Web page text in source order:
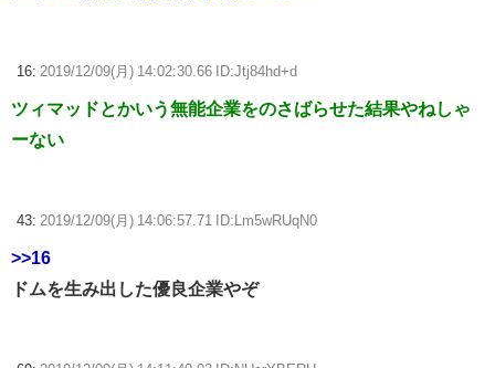
16: 2019/12/09(月) 14:02:30.66 ID:Jtj84hd+d
ツィマッドとかいう無能企業をのさばらせた結果やねしゃ
ーない
43: 2019/12/09(月) 14:06:57.71 ID:Lm5wRUqN0
>>16
ドムを生み出した優良企業やぞ